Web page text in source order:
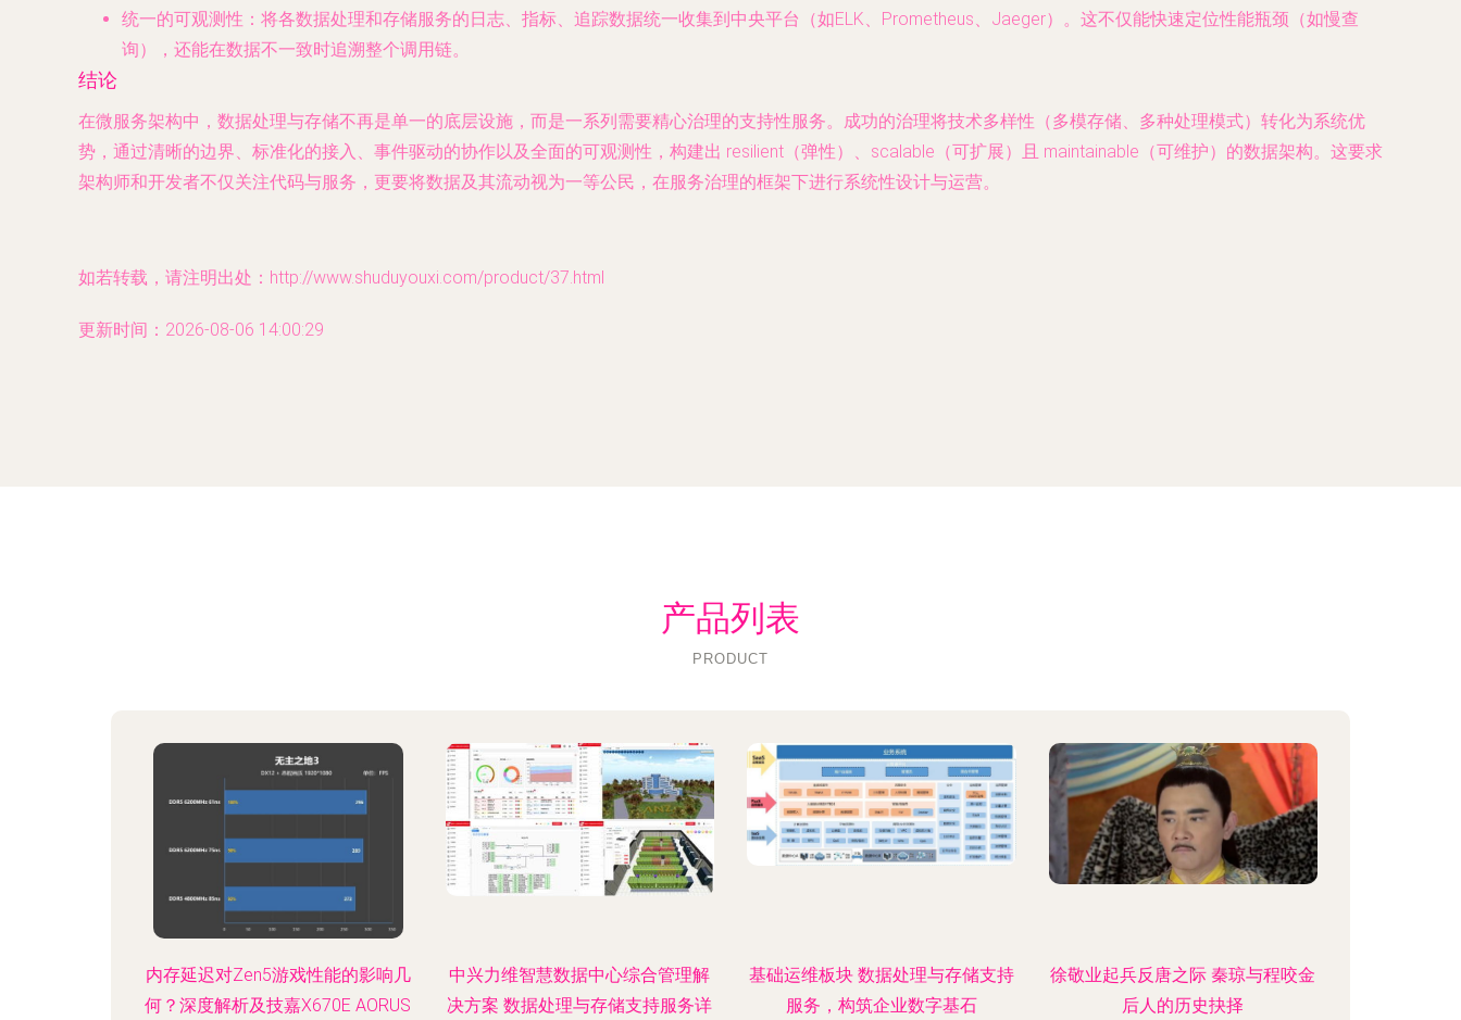
统一的可观测性 ：将各数据处理和存储服务的日志、指标、追踪数据统一收集到中央平台（如ELK、Prometheus、Jaeger）。这不仅能快速定位性能瓶颈（如慢查
询），还能在数据不一致时追溯整个调用链。
结论
在微服务架构中，数据处理与存储不再是单一的底层设施，而是一系列需要精心治理的支持性服务。成功的治理将技术多样性（多模存储、多种处理模式）转化为系统优
势，通过清晰的边界、标准化的接入、事件驱动的协作以及全面的可观测性，构建出 resilient（弹性）、scalable（可扩展）且 maintainable（可维护）的数据架构。这要求
架构师和开发者不仅关注代码与服务，更要将数据及其流动视为一等公民，在服务治理的框架下进行系统性设计与运营。
如若转载，请注明出处：http://www.shuduyouxi.com/product/37.html
更新时间：2026-08-06 14:00:29
产品列表
PRODUCT
内存延迟对Zen5游戏性能的影响几
何？深度解析及技嘉X670E AORUS
中兴力维智慧数据中心综合管理解
决方案 数据处理与存储支持服务详
基础运维板块 数据处理与存储支持
服务，构筑企业数字基石
徐敬业起兵反唐之际 秦琼与程咬金
后人的历史抉择